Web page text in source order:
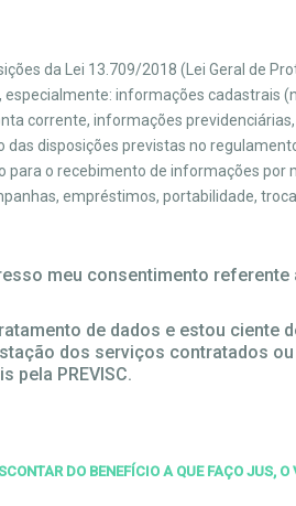
da Lei 13.709/2018 (Lei Geral de
especialmente: informações cadastrais
corrente, informações
das disposições previstas no
para o recebimento de informações por
empréstimos, portabilidade,
meu consentimento referente
de dados e estou ciente
dos serviços contratados
pela PREVISC.
DO BENEFÍCIO A QUE FAÇO JUS,